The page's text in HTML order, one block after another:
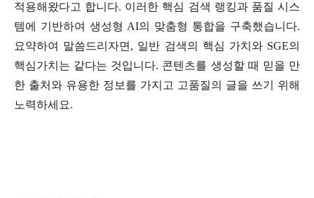
적용해왔다고 합니다. 이러한 핵심 검색 랭킹과 품질 시스
템에 기반하여 생성형 AI의 맞춤형 통합을 구축했습니다.
요약하여 말씀드리자면, 일반 검색의 핵심 가치와 SGE의
핵심가치는 같다는 것입니다. 콘텐츠를 생성할 때 믿을 만
한 출처와 유용한 정보를 가지고 고품질의 글을 쓰기 위해
노력하세요.